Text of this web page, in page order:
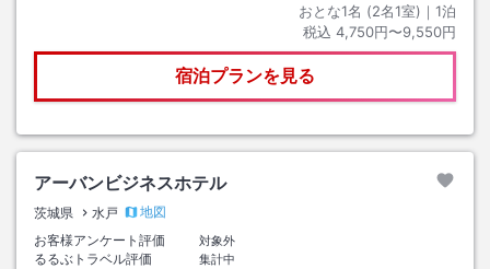
おとな1名 (2名1室)｜ 1泊
税込 4,750円〜9,550円
宿泊プランを見る
アーバンビジネスホテル
茨城県 水戸
地図
お客様アンケート評価
対象外
るるぶトラベル評価
集計中